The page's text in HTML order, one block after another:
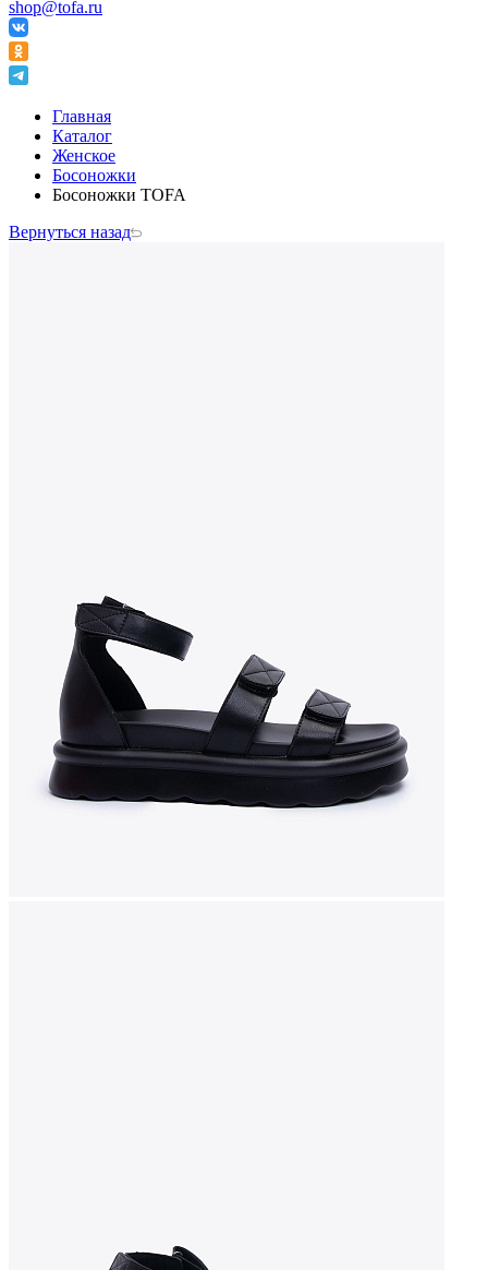
shop@tofa.ru
Главная
Каталог
Женское
Босоножки
Босоножки TOFA
Вернуться назад